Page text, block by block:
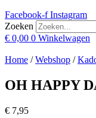
Facebook-f Instagram
Zoeken
€ 0,00 0 Winkelwagen
Home /Webshop /
OH HAPPY
€ 7,95